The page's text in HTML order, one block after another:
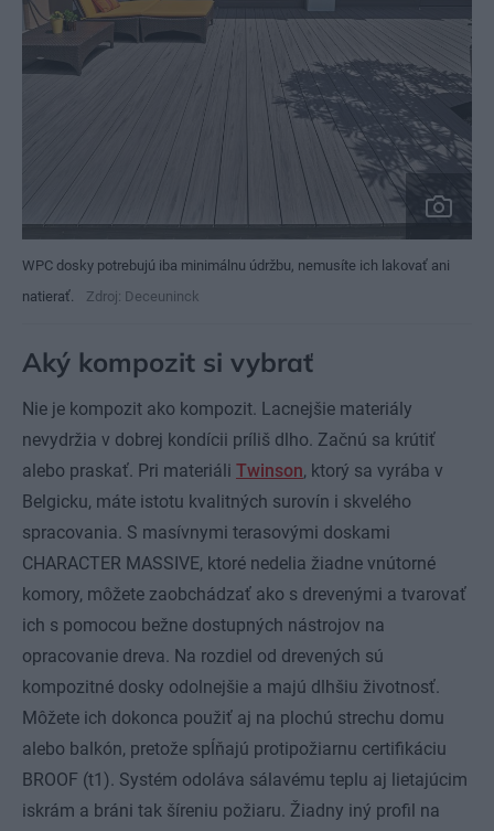
WPC dosky potrebujú iba minimálnu údržbu, nemusíte ich lakovať ani
natierať.
Zdroj: Deceuninck
Aký kompozit si vybrať
Nie je kompozit ako kompozit. Lacnejšie materiály
nevydržia v dobrej kondícii príliš dlho. Začnú sa krútiť
alebo praskať. Pri materiáli Twinson, ktorý sa vyrába v
Belgicku, máte istotu kvalitných surovín i skvelého
spracovania. S masívnymi terasovými doskami
CHARACTER MASSIVE, ktoré nedelia žiadne vnútorné
komory, môžete zaobchádzať ako s drevenými a tvarovať
ich s pomocou bežne dostupných nástrojov na
opracovanie dreva. Na rozdiel od drevených sú
kompozitné dosky odolnejšie a majú dlhšiu životnosť.
Môžete ich dokonca použiť aj na plochú strechu domu
alebo balkón, pretože spĺňajú protipožiarnu certifikáciu
BROOF (t1). Systém odoláva sálavému teplu aj lietajúcim
iskrám a bráni tak šíreniu požiaru. Žiadny iný profil na